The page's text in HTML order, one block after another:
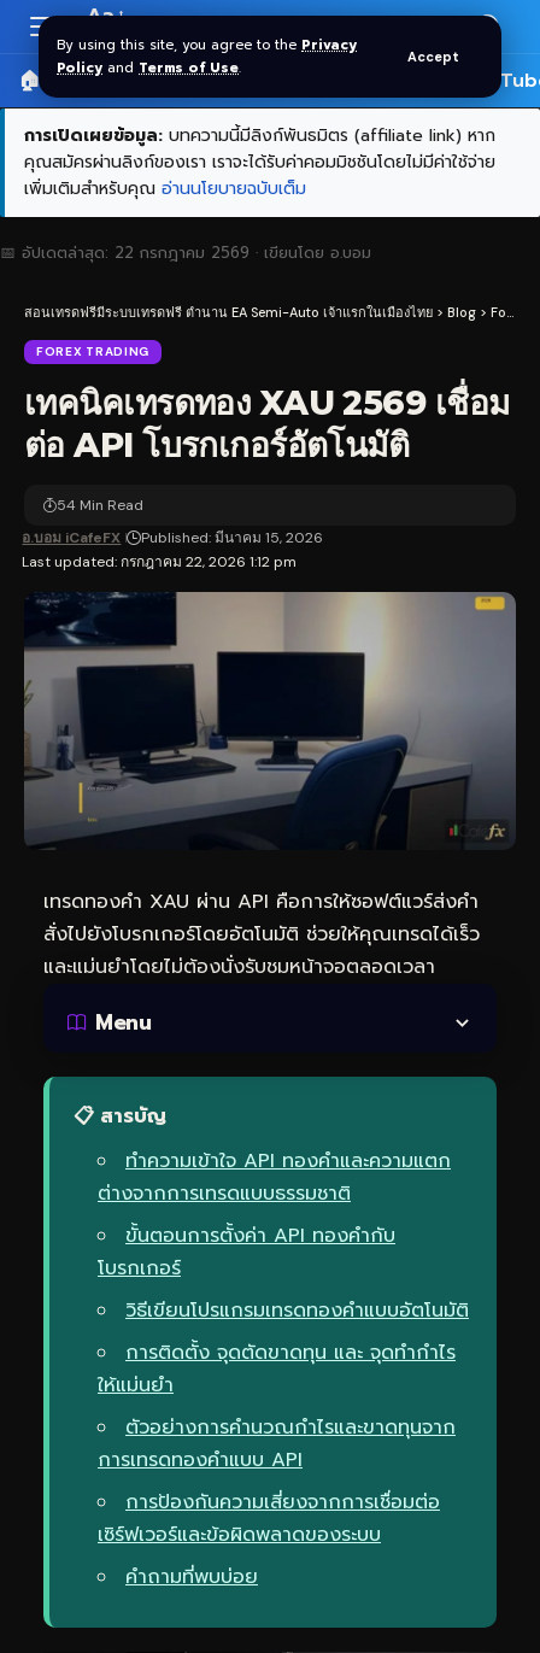
By using this site, you agree to the Privacy
Policy and Terms of Use.
Accept
Resizer
Aa
🏠 หน้าแรก ราคาทอง SPDR 🎬
การเปิดเผยข้อมูล: บทความนี้มีลิงก์พันธมิตร (affiliate link) หาก
คุณสมัครผ่านลิงก์ของเรา เราจะได้รับค่าคอมมิชชันโดยไม่มีค่าใช้จ่าย
เพิ่มเติมสำหรับคุณ อ่านนโยบายฉบับเต็ม
📅 อัปเดตล่าสุด: 22 กรกฎาคม 2569 · เขียนโดย อ.บอม
สอนเทรดฟรีมีระบบเทรดฟรี ตำนาน EA Semi-Auto เจ้าแรกในเมืองไทย > Blog > Forex Trading
FOREX TRADING
เทคนิคเทรดทอง XAU 2569 เชื่อม
ต่อ API โบรกเกอร์อัตโนมัติ
Last updated: กรกฎาคม 22, 2026 1:12 pm
อ.บอม iCafeFX Published: มีนาคม 15, 2026
54 Min Read
เทรดทองคำ XAU ผ่าน API คือการให้ซอฟต์แวร์ส่งคำ
สั่งไปยังโบรกเกอร์โดยอัตโนมัติ ช่วยให้คุณเทรดได้เร็ว
และแม่นยำโดยไม่ต้องนั่งรับชมหน้าจอตลอดเวลา
Menu
📋 สารบัญ
ทำความเข้าใจ API ทองคำและความแตก
ต่างจากการเทรดแบบธรรมชาติ
ขั้นตอนการตั้งค่า API ทองคำกับ
โบรกเกอร์
วิธีเขียนโปรแกรมเทรดทองคำแบบอัตโนมัติ
การติดตั้ง จุดตัดขาดทุน และ จุดทำกำไร
ให้แม่นยำ
ตัวอย่างการคำนวณกำไรและขาดทุนจาก
การเทรดทองคำแบบ API
การป้องกันความเสี่ยงจากการเชื่อมต่อ
เซิร์ฟเวอร์และข้อผิดพลาดของระบบ
คำถามที่พบบ่อย